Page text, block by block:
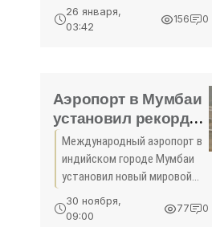
Министр финансов
Республики Крым Ирина
ликвидации последствий
ЧС». Об этом
26 января,
03:42
156 0
Аэропорт в Мумбаи
установил рекорд
по числу взлетов и
посадок - «Новости
Туризма»
Международный аэропорт в
индийском городе Мумбаи
установил новый мировой
рекорд по количеству
взлетов и посадок в течение
30 ноября,
09:00
77 0